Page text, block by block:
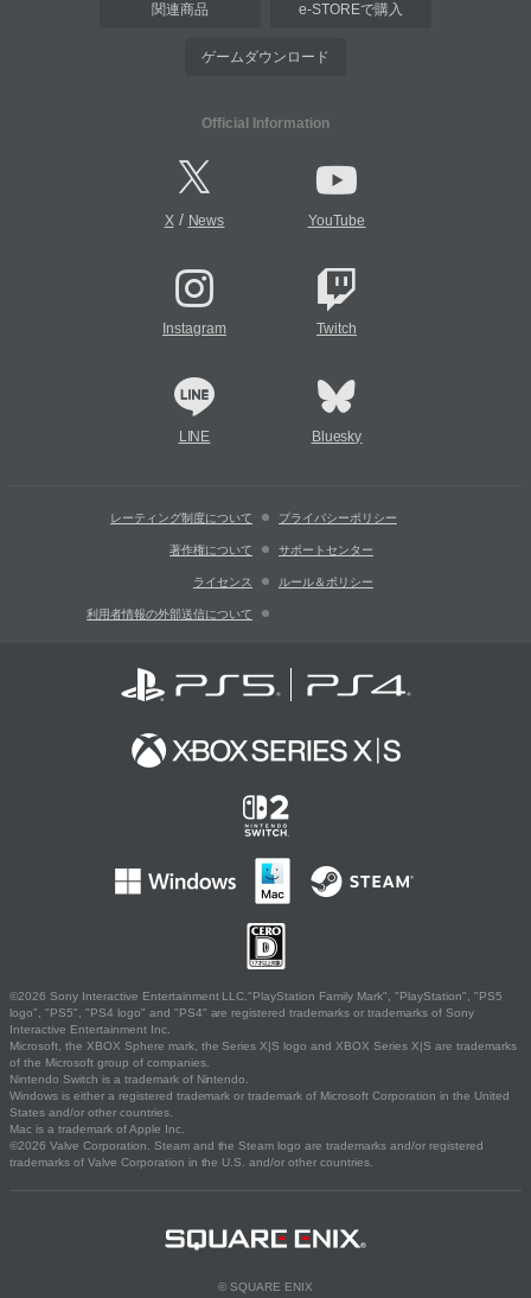
関連商品 e-STOREで購入
ゲームダウンロード
Official Information
X/ News YouTube
Instagram Twitch
LINE Bluesky
レーティング制度について プライバシーポリシー
著作権について サポートセンター
ライセンス ルール＆ポリシー
利用者情報の外部送信について
©2026 Sony Interactive Entertainment LLC."PlayStation Family Mark", "PlayStation", "PS5
logo", "PS5", "PS4 logo" and "PS4" are registered trademarks or trademarks of Sony
Interactive Entertainment Inc.
Microsoft, the XBOX Sphere mark, the Series X|S logo and XBOX Series X|S are trademarks
of the Microsoft group of companies.
Nintendo Switch is a trademark of Nintendo.
Windows is either a registered trademark or trademark of Microsoft Corporation in the United
States and/or other countries.
Mac is a trademark of Apple Inc.
©2026 Valve Corporation. Steam and the Steam logo are trademarks and/or registered
trademarks of Valve Corporation in the U.S. and/or other countries.
© SQUARE ENIX